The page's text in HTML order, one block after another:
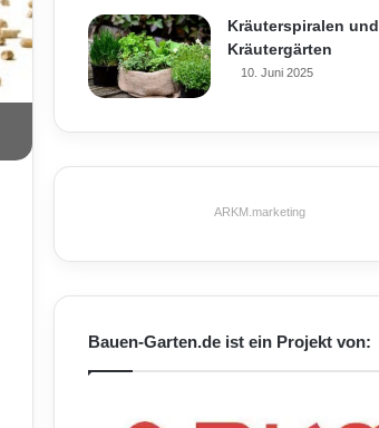
Kräuterspiralen und
Kräutergärten
10. Juni 2025
ARKM.marketing
Bauen-Garten.de ist ein Projekt von: